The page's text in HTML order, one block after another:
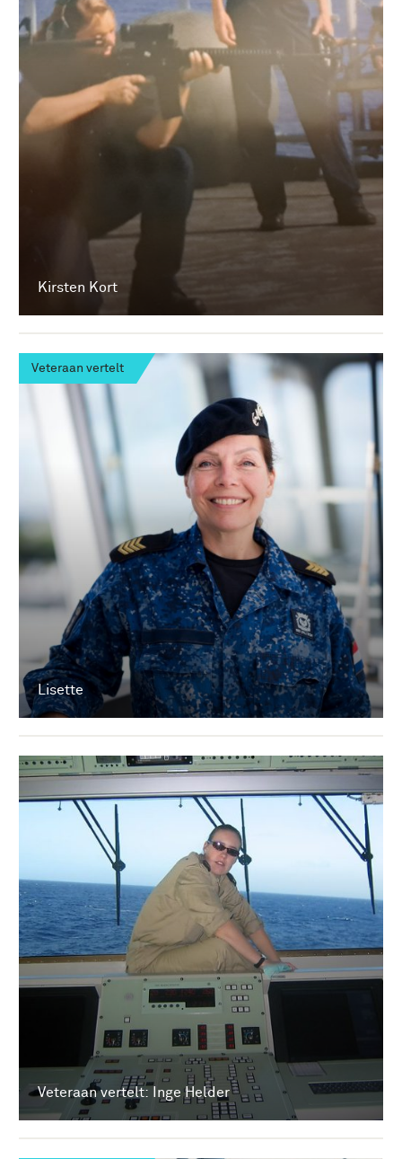
Kirsten Kort
Veteraan vertelt
Lisette
Veteraan vertelt: Inge Helder